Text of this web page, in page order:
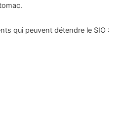
qui peuvent détendre le SIO :